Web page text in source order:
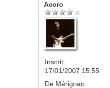
Accro
Inscrit:
17/01/2007 15:55
De Mérignac